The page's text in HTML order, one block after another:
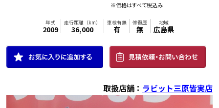
※価格はすべて税込み
2009
走行距離（km）
36,000
車検有無
有
修復歴
無
地域
広島県
取扱店舗： ラビット三原皆実店